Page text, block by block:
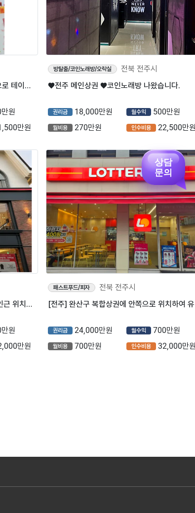
⭐전주시 더벤티 대학가, 오피스 상권으로 테이크아웃이 많은 매장입니다.
원
만원
방탈출/코인노래방/오락실
전북 전주시
♥전주 메인상권 ♥코인노래방 나왔습니다.
권리금 18,000만원 월수익 500만원
월비용 270만원 인수비용 22,500만
[전주] 배후세대 27,000세대 아파트 인근 위치한 투썸플레이스 소개합니다^^
원
만원
패스트푸드/피자
전북 전주시
권리금 24,000만원 월수익 700만원
월비용 700만원 인수비용 32,000만
상담
문의